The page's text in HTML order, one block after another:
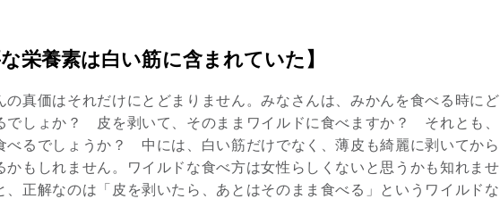
栄養素は白い筋に含まれていた】
の真価はそれだけにとどまりません。みなさんは、みかんを食べる時にど
でしょか？ 皮を剥いて、そのままワイルドに食べますか？ それとも、
べるでしょうか？ 中には、白い筋だけでなく、薄皮も綺麗に剥いてから
かもしれません。ワイルドな食べ方は女性らしくないと思うかも知れませ
、正解なのは「皮を剥いたら、あとはそのまま食べる」というワイルドな
8/29.30並木良和スピリチュ
アルジャーニ...